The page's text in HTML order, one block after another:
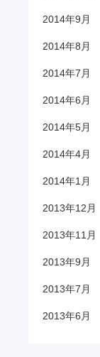
2014年9月
2014年8月
2014年7月
2014年6月
2014年5月
2014年4月
2014年1月
2013年12月
2013年11月
2013年9月
2013年7月
2013年6月